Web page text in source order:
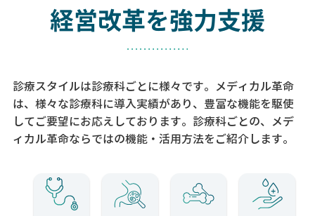
経営改革を強力支援
診療スタイルは診療科ごとに様々です。メディカル革命
は、様々な診療科に導入実績があり、 豊富な機能を駆使
してご要望にお応えしております。 診療科ごとの、メデ
ィカル革命ならではの機能・活用方法をご紹介します。